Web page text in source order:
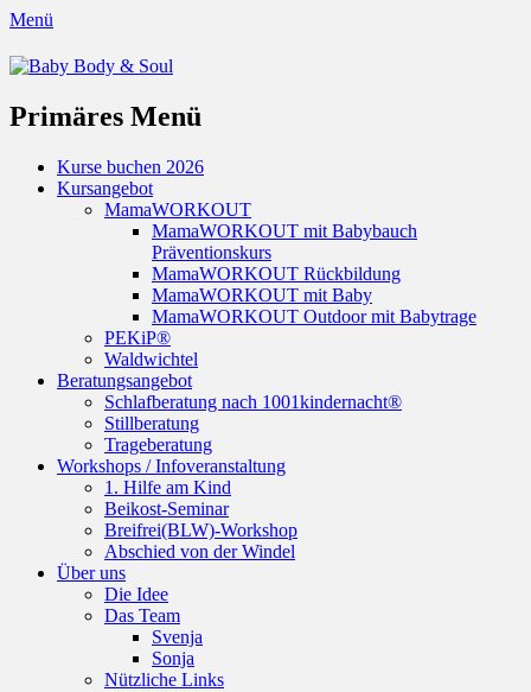
Menü
Baby Body & Soul
Primäres Menü
Springe
zum
Kurse buchen 2026
Kursangebot
MamaWORKOUT
MamaWORKOUT mit Babybauch
Präventionskurs
MamaWORKOUT Rückbildung
MamaWORKOUT mit Baby
MamaWORKOUT Outdoor mit Babytrage
PEKiP®
Waldwichtel
Beratungsangebot
Schlafberatung nach 1001kindernacht®
Stillberatung
Trageberatung
Workshops / Infoveranstaltung
1. Hilfe am Kind
Beikost-Seminar
Breifrei(BLW)-Workshop
Abschied von der Windel
Über uns
Die Idee
Das Team
Svenja
Sonja
Nützliche Links